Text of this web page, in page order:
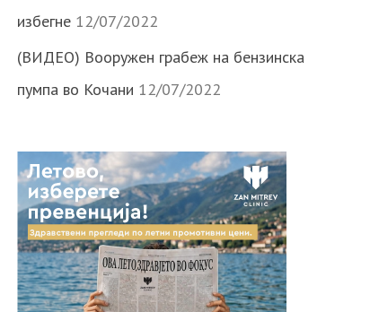
избегне 12/07/2022
(ВИДЕО) Вооружен грабеж на бензинска
пумпа во Кочани 12/07/2022